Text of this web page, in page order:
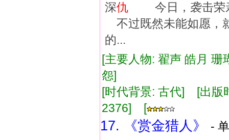
深仇 今日，袭击荣
不过既然未能如愿
的...
[主要人物: 翟声 皓月
怨]
[时代背景: 古代] [出
2376] [
17. 《赏金猎人》
-